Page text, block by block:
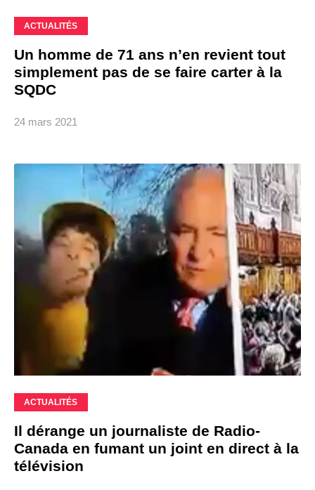
ACTUALITÉS
Un homme de 71 ans n’en revient tout
simplement pas de se faire carter à la
SQDC
24 mars 2021
ACTUALITÉS
Il dérange un journaliste de Radio-
Canada en fumant un joint en direct à la
télévision